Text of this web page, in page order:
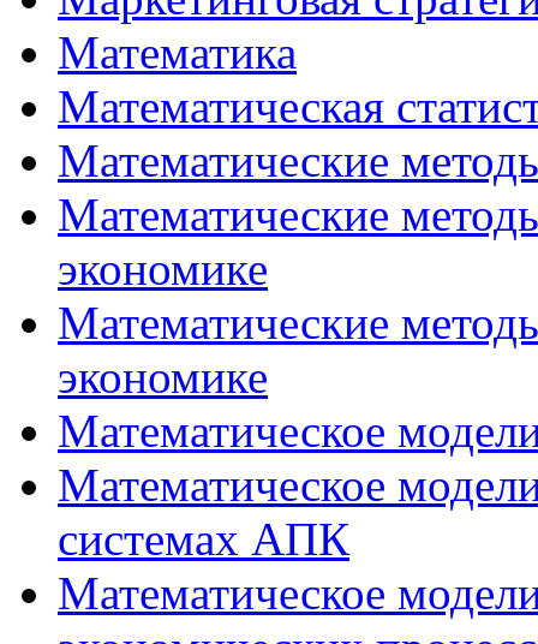
Математика
Математическая
Математические
Математические
экономике
Математические
экономике
Математическое
Математическое
системах АПК
Математическое